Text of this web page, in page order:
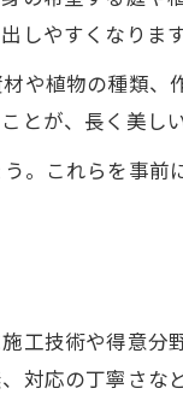
しやすくなります
や植物の種類、
が、長く美し
。これらを事前
工技術や得意分
応の丁寧さな